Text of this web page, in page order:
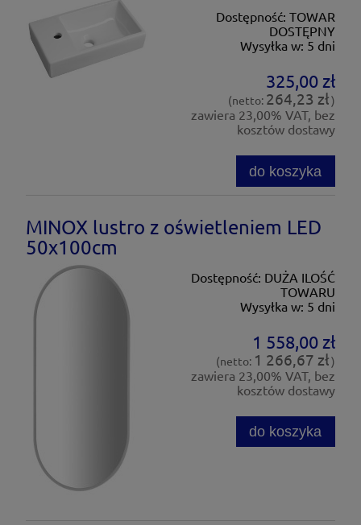
Dostępność: TOWAR
DOSTĘPNY
Wysyłka w: 5 dni
325,00 zł
(netto: 264,23 zł)
zawiera 23,00% VAT, bez
kosztów dostawy
do koszyka
MINOX lustro z oświetleniem LED
50x100cm
Dostępność: DUŻA ILOŚĆ
TOWARU
Wysyłka w: 5 dni
1 558,00 zł
(netto: 1 266,67 zł)
zawiera 23,00% VAT, bez
kosztów dostawy
do koszyka